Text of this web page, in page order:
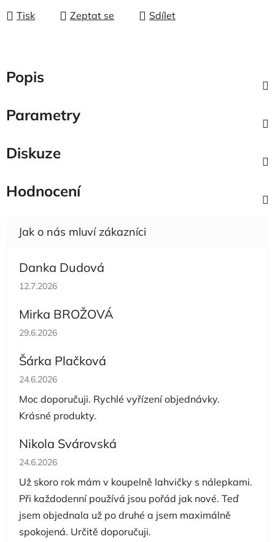
Tisk Zeptat se Sdílet
Popis
Parametry
Diskuze
Hodnocení
Danka Dudová
Hodnocení obchodu je 5 z 5 hvězdiček.
12.7.2026
Mirka BROŽOVÁ
Hodnocení obchodu je 5 z 5 hvězdiček.
29.6.2026
Šárka Plačková
Hodnocení obchodu je 5 z 5 hvězdiček.
24.6.2026
Moc doporučuji. Rychlé vyřízení objednávky.
Krásné produkty.
Nikola Svárovská
Hodnocení obchodu je 5 z 5 hvězdiček.
24.6.2026
Už skoro rok mám v koupelně lahvičky s nálepkami.
Při každodenní používá jsou pořád jak nové. Teď
jsem objednala už po druhé a jsem maximálně
spokojená. Určitě doporučuji.